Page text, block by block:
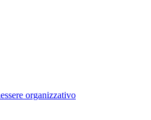
organizzativo